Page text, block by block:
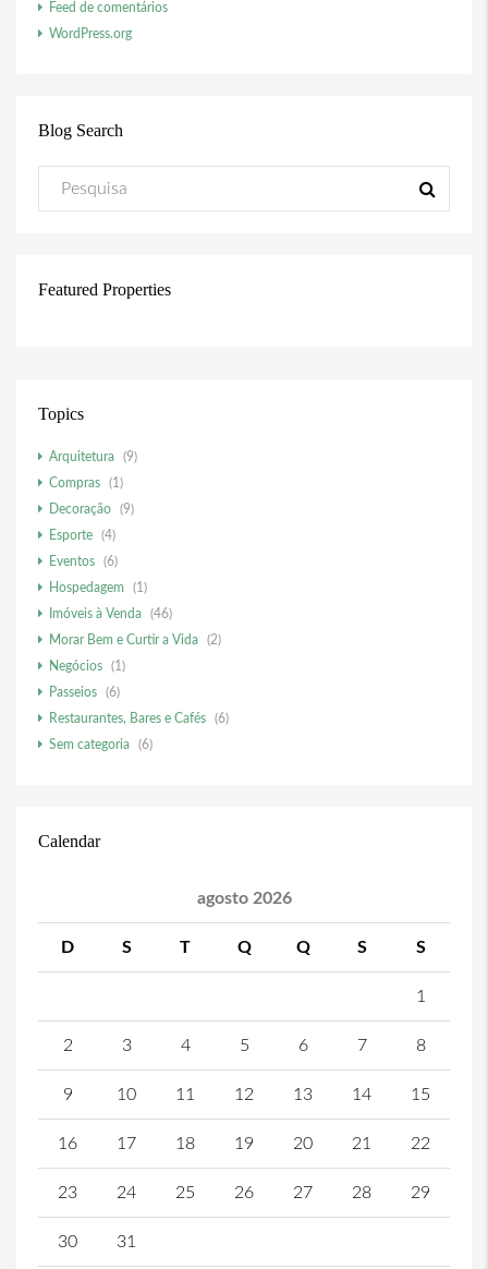
Feed de comentários
WordPress.org
Blog Search
Featured Properties
Topics
Arquitetura
(9)
Compras
(1)
Decoração
(9)
Esporte
(4)
Eventos
(6)
Hospedagem
(1)
Imóveis à Venda
(46)
Morar Bem e Curtir a Vida
(2)
Negócios
(1)
Passeios
(6)
Restaurantes, Bares e Cafés
(6)
Sem categoria
(6)
Calendar
agosto 2026
D S T Q Q S S
1
2 3 4 5 6 7 8
9 10 11 12 13 14 15
16 17 18 19 20 21 22
23 24 25 26 27 28 29
30 31